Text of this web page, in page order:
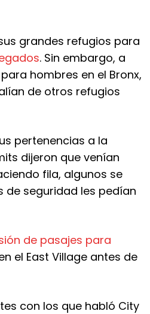
grandes refugios para
. Sin embargo, a
hombres en el Bronx,
de otros refugios
pertenencias a la
dijeron que venían
fila, algunos se
de seguridad les pedían
de pasajes para
el East Village antes de
con los que habló City